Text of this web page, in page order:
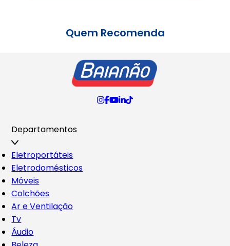
Quem Recomenda
Departamentos
Eletroportáteis
Eletrodomésticos
Móveis
Colchões
Ar e Ventilação
Tv
Áudio